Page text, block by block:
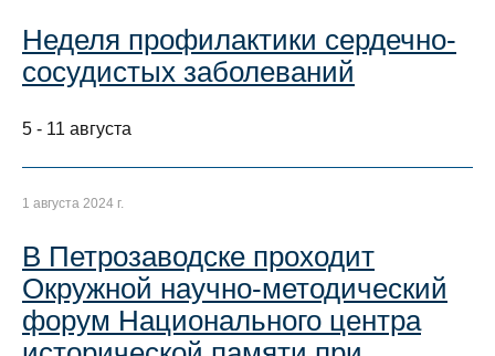
Неделя профилактики сердечно-
сосудистых заболеваний
5 - 11 августа
1 августа 2024 г.
В Петрозаводске проходит
Окружной научно-методический
форум Национального центра